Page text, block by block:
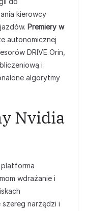
kierowcy
Premiery w
autonomicznej
DRIVE Orin,
i
algorytmy
Nvidia
platforma
wdrażanie i
narzędzi i